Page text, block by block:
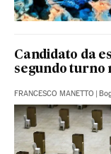
Candidato da
segundo turno
FRANCESCO MANETTO